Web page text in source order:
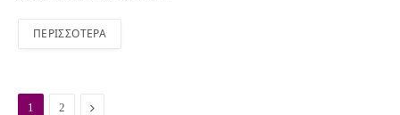
ΠΕΡΙΣΣΌΤΕΡΑ
1 2
N